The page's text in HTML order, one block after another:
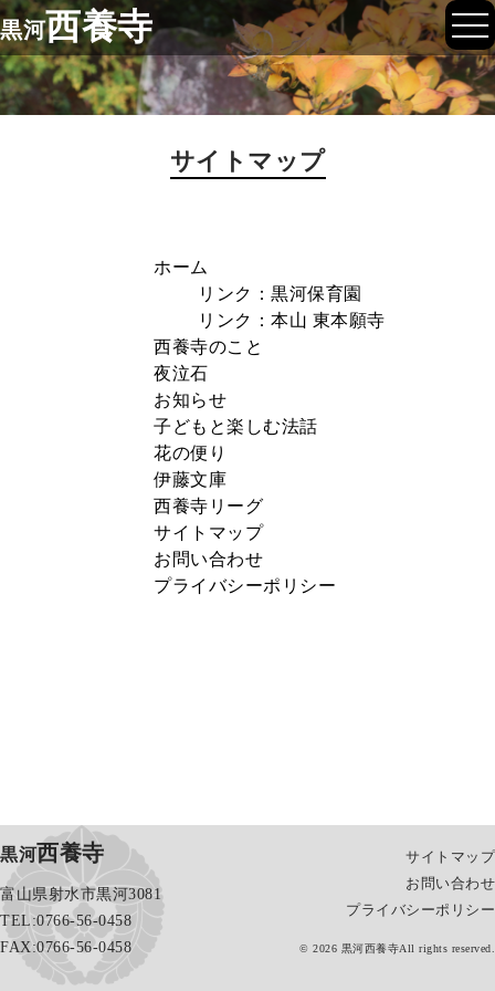
黒河西養寺
サイトマップ
ホーム
リンク：黒河保育園
リンク：本山 東本願寺
西養寺のこと
夜泣石
お知らせ
子どもと楽しむ法話
花の便り
伊藤文庫
西養寺リーグ
サイトマップ
お問い合わせ
プライバシーポリシー
黒河西養寺
富山県射水市黒河3081
TEL:0766-56-0458
FAX:0766-56-0458
サイトマップ
お問い合わせ
プライバシーポリシー
© 2026 黒河西養寺All rights reserved.